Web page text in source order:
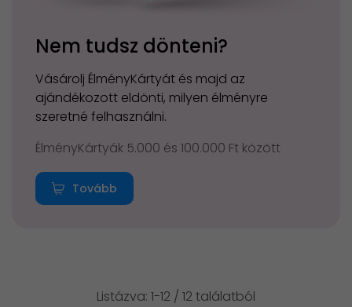
Nem tudsz dönteni?
Vásárolj ÉlményKártyát és majd az
ajándékozott eldönti, milyen élményre
szeretné felhasználni.
ÉlményKártyák 5.000 és 100.000 Ft között
Tovább
Listázva: 1-12 / 12 találatból